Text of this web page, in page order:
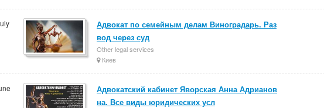
Адвокат по семейным делам Виноградарь. Раз
вод чеpез суд
Other legal services
Киев
Адвокатский кабинет Яворская Анна Адрианов
на. Все виды юридических усл